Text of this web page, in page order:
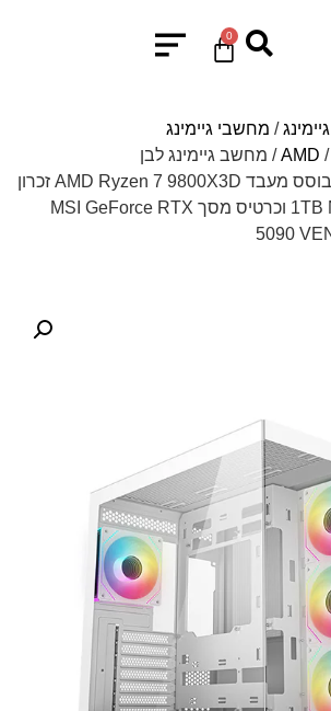
0
/ מחשבי גיימינג
AMD /
/ מחשב גיימינג לבן
TNAGEAMD140 מבוסס מעבד AMD Ryzen 7 9800X3D זכרון
32GB, אחסון 1TB NVMe וכרטיס מסך MSI GeForce RTX
5090